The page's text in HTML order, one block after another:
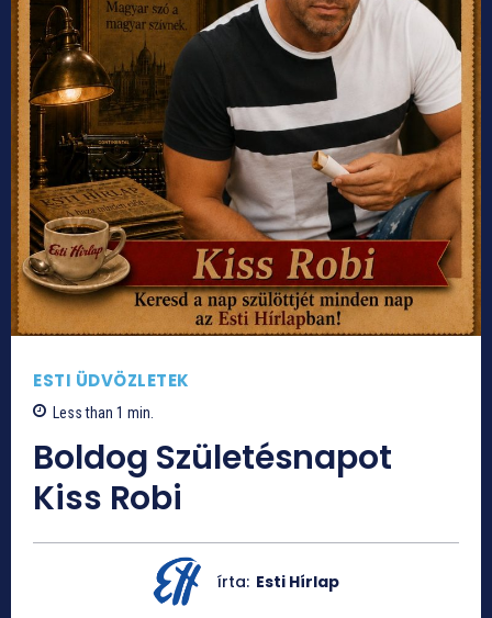
ESTI ÜDVÖZLETEK
Less than 1 min.
Boldog Születésnapot
Kiss Robi
írta: Esti Hírlap